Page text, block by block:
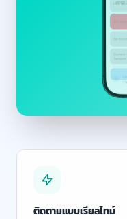
ติดตามแบบเรียลไทม์